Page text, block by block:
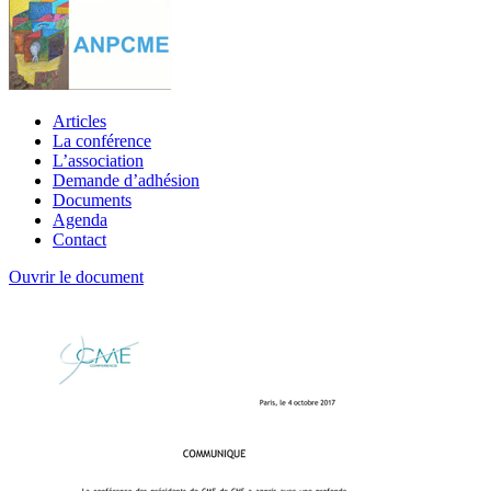
Articles
La conférence
L’association
Demande d’adhésion
Documents
Agenda
Contact
Ouvrir le document